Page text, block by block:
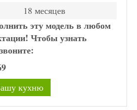
18 месяцев
эту модель в любом
Чтобы узнать
кухню